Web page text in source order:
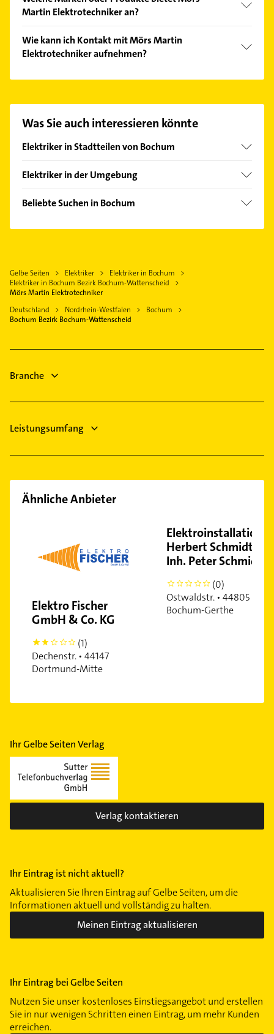
Elektroinstallationen, Kabelverlegung und
Installationsplanung.
Martin Elektrotechniker an?
Antennentechnik und Energie-, Gebäude und
Informationstechnik.
Wie kann ich Kontakt mit Mörs Martin
Elektrotechniker aufnehmen?
Hier finden Sie alleKontaktdaten
Was Sie auch interessieren könnte
Elektriker in Stadtteilen von Bochum
Altenbochum
Gerthe
Hofstede
Innenstadt
Linden
Stiepel
Elektriker in der Umgebung
Hattingen Ruhr
Essen
Witten
Velbert
Herten Westfalen
Bottrop
Beliebte Suchen in Bochum
Steuerberater
Physikalische Therapie
Physiotherapie
Immobilienmakler
Gelbe Seiten Elektriker
Elektriker in Bochum
Elektriker in Bochum Bezirk Bochum-Wattenscheid
Mörs Martin Elektrotechniker
Deutschland
Nordrhein-Westfalen
Bochum
Bochum Bezirk Bochum-Wattenscheid
Branche
Leistungsumfang
Ähnliche Anbieter
Elektro Fischer
GmbH & Co. KG
2
(1)
Dechenstr. • 44147
Dortmund-Mitte
Elektroinstallation
Herbert Schmidt
Inh. Peter Schmidt
0
(0)
Ostwaldstr. • 44805
Bochum-Gerthe
Ihr Gelbe Seiten Verlag
Verlag kontaktieren
Ihr Eintrag ist nicht aktuell?
Aktualisieren Sie Ihren Eintrag auf Gelbe Seiten, um die
Informationen aktuell und vollständig zu halten.
Meinen Eintrag aktualisieren
Ihr Eintrag bei Gelbe Seiten
Nutzen Sie unser kostenloses Einstiegsangebot und erstellen
Sie in nur wenigen Schritten einen Eintrag, um mehr Kunden
erreichen.